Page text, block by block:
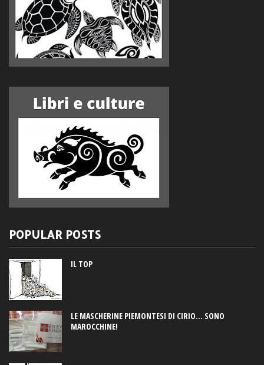
POPULAR POSTS
IL TOP
LE MASCHERINE PIEMONTESI DI CIRIO... SONO
MAROCCHINE!